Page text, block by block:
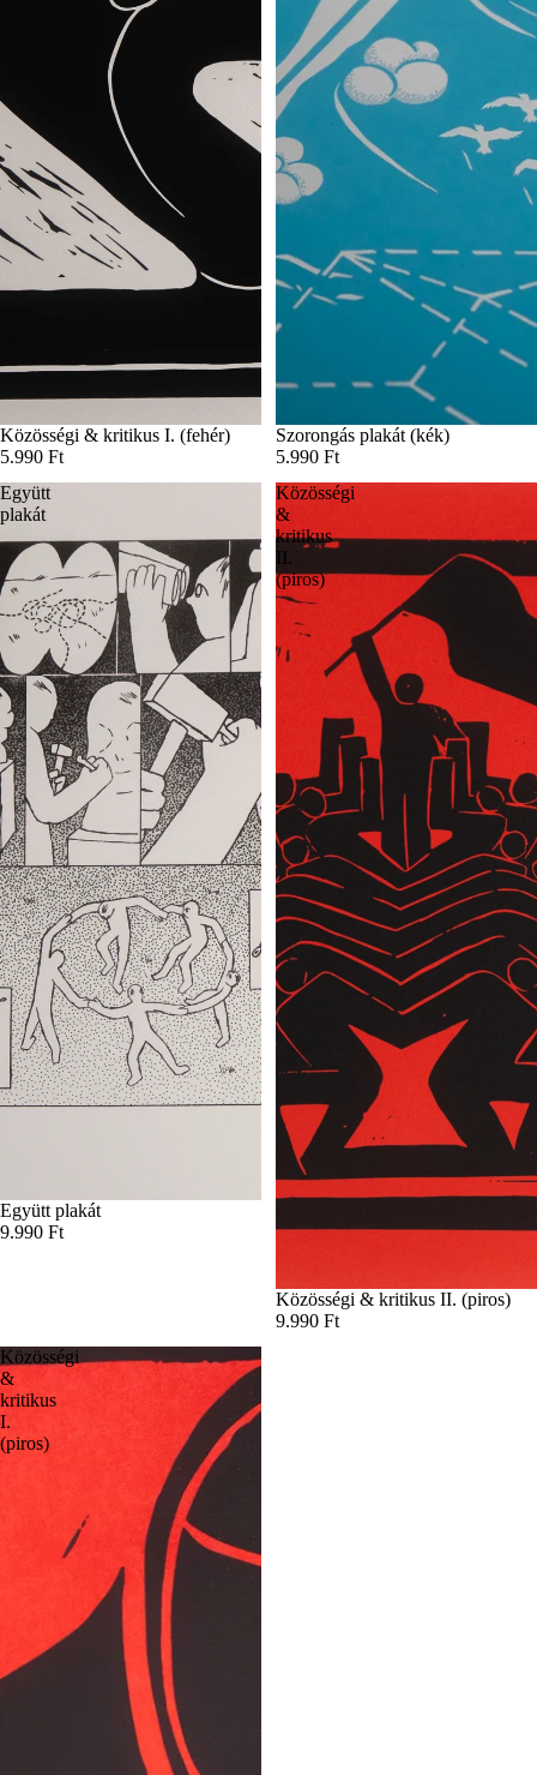
Közösségi & kritikus I. (fehér)
5.990 Ft
Szorongás plakát (kék)
5.990 Ft
Együtt
plakát
Együtt plakát
9.990 Ft
Közösségi
&
kritikus
II.
(piros)
Közösségi & kritikus II. (piros)
9.990 Ft
Közösségi
&
kritikus
I.
(piros)